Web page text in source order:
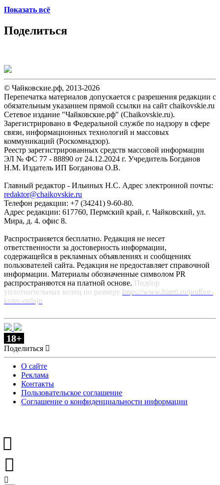
Показать всё
Поделиться
© Чайковские.рф, 2013-2026
Перепечатка материалов допускается с разрешения редакции с
обязательным указанием прямой ссылки на сайт chaikovskie.ru
Сетевое издание "Чайковские.рф" (Chaikovskie.ru).
Зарегистрировано в Федеральной службе по надзору в сфере
связи, информационных технологий и массовых
коммуникаций (Роскомнадзор).
Реестр зарегистрированных средств массовой информации
ЭЛ № ФС 77 - 88890 от 24.12.2024 г. Учредитель Богданов
Н.М. Издатель ИП Богданова О.В.
Главный редактор - Ильиных Н.С. Адрес электронной почты:
redaktor@chaikovskie.ru
Телефон редакции: +7 (34241) 9-60-80.
Адрес редакции: 617760, Пермский край, г. Чайковский, ул.
Мира, д. 4. офис 8.
Распространяется бесплатно. Редакция не несет
ответственности за достоверность информации,
содержащейся в рекламных объявлениях и сообщениях
пользователей сайта. Редакция не предоставляет справочной
информации. Материалы обозначенные символом PR
распространяются на платной основе. Подбор
уплотнительных колец по размеру https://www.binrti.ru/podbor-
kolec-onlajn
18+
Поделиться
О сайте
Реклама
Контакты
Пользовательское соглашение
Соглашение о конфиденциальности информации